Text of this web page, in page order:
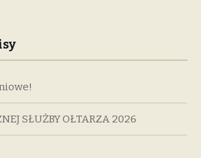
SŁUŻBY OŁTARZA 2026